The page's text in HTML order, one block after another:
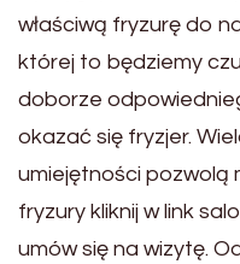
właściwą fryzurę do
której to będziemy
doborze
okazać się fryzjer.
umiejętności pozwolą
fryzury kliknij w link
umów się na wizytę.